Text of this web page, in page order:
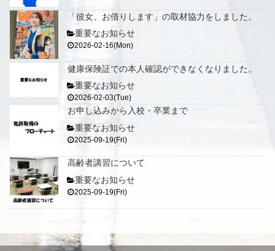
「彼女、お借りします」の取材協力をしました。
重要なお知らせ
2026-02-16(Mon)
健康保険証での本人確認ができなくなりました。
重要なお知らせ
2026-02-03(Tue)
お申し込みから入校・卒業まで
重要なお知らせ
2025-09-19(Fri)
高齢者講習について
重要なお知らせ
2025-09-19(Fri)